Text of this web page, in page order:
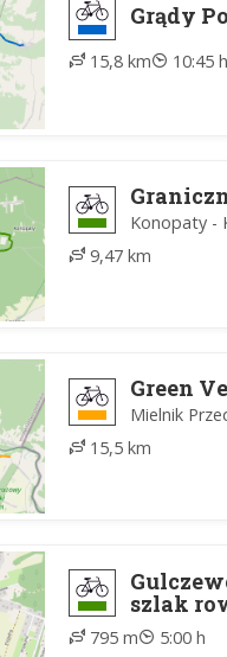
Grądy
15,8 km 10:45 h
Konopaty -
9,47 km
Green
Mielnik
15,5 km
szlak
795 m 5:00 h